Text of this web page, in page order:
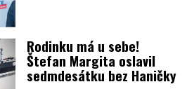
Rodinku má u sebe!
Štefan Margita oslavil
sedmdesátku bez Haničky